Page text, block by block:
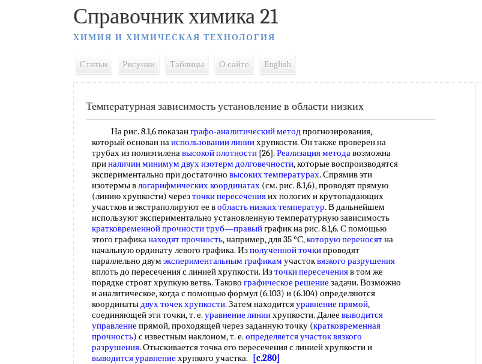
Справочник химика 21
ХИМИЯ И ХИМИЧЕСКАЯ ТЕХНОЛОГИЯ
Статьи Рисунки Таблицы О сайте English
Температурная зависимость установление в области низких
На рис. 8.1,6 показанграфо-аналитический методпрогнозирования,
который основан наиспользовании линиихрупкости. Он также проверен на
трубах из полиэтиленавысокой плотности [26].Реализация методавозможна
приналичии минимум двухизотерм долговечности, которые воспроизводятся
экспериментально при достаточно высоких температурах. Спрямив эти
изотермы влогарифмических координатах (см. рис. 8.1,6), проводят прямую
(линию хрупкости) черезточки пересеченияих пологих и крутопадающих
участков и экстраполируют ее вобласть низких температур. В дальнейшем
используют экспериментально установленную температурную зависимость
кратковременной прочноститруб—правыйграфик на рис. 8.1,6. С помощью
этого графиканаходят прочность, например, для 35 °С,которую переносятна
начальную ординату левого графика. Изполученной точкипроводят
параллельно двум экспериментальным графикам участоквязкого разрушения
вплоть до пересечения с линией хрупкости. Източки пересеченияв том же
порядке строят хрупкую ветвь. Таково графическое решение задачи. Возможно
и аналитическое, когда с помощью формул (6.103) и (6.104) определяются
координатыдвухточек хрупкости. Затем находитсяуравнение прямой,
соединяющей эти точки, т. е.уравнение линиихрупкости. Далее выводится
управление прямой, проходящей через заданную точку (кратковременная
прочность) с известным наклоном, т. е.определяется участоквязкого
разрушения. Отыскивается точка его пересечения с линией хрупкости и
выводится уравнение хрупкого участка. [c.280]